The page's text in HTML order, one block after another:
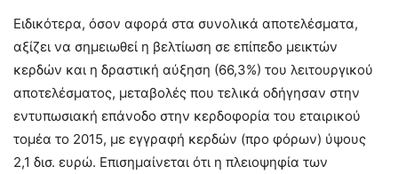
Ειδικότερα, όσον αφορά στα συνολικά αποτελέσματα,
αξίζει να σημειωθεί η βελτίωση σε επίπεδο μεικτών
κερδών και η δραστική αύξηση (66,3%) του λειτουργικού
αποτελέσματος, μεταβολές που τελικά οδήγησαν στην
εντυπωσιακή επάνοδο στην κερδοφορία του εταιρικού
τομέα το 2015, με εγγραφή κερδών (προ φόρων) ύψους
2,1 δισ. ευρώ. Επισημαίνεται ότι η πλειοψηφία των